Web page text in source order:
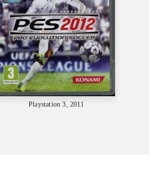
Playstation 3, 2011